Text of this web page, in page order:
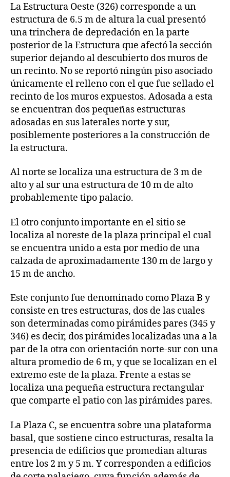
La Estructura Oeste (326) corresponde a un
estructura de 6.5 m de altura la cual presentó
una trinchera de depredación en la parte
posterior de la Estructura que afectó la sección
superior dejando al descubierto dos muros de
un recinto. No se reportó ningún piso asociado
únicamente el relleno con el que fue sellado el
recinto de los muros expuestos. Adosada a esta
se encuentran dos pequeñas estructuras
adosadas en sus laterales norte y sur,
posiblemente posteriores a la construcción de
la estructura.
Al norte se localiza una estructura de 3 m de
alto y al sur una estructura de 10 m de alto
probablemente tipo palacio.
El otro conjunto importante en el sitio se
localiza al noreste de la plaza principal el cual
se encuentra unido a esta por medio de una
calzada de aproximadamente 130 m de largo y
15 m de ancho.
Este conjunto fue denominado como Plaza B y
consiste en tres estructuras, dos de las cuales
son determinadas como pirámides pares (345 y
346) es decir, dos pirámides localizadas una a la
par de la otra con orientación norte-sur con una
altura promedio de 6 m, y que se localizan en el
extremo este de la plaza. Frente a estas se
localiza una pequeña estructura rectangular
que comparte el patio con las pirámides pares.
La Plaza C, se encuentra sobre una plataforma
basal, que sostiene cinco estructuras, resalta la
presencia de edificios que promedian alturas
entre los 2 m y 5 m. Y corresponden a edificios